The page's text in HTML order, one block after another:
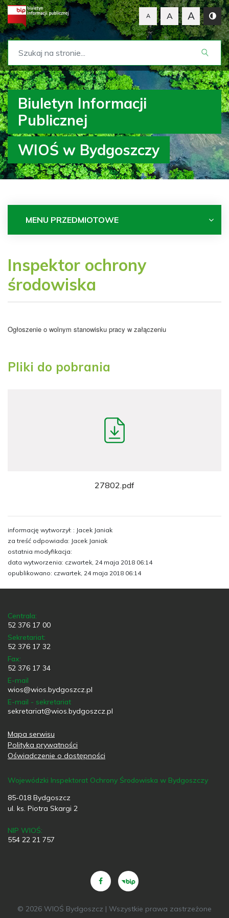
A A A
Biuletyn Informacji
Publicznej
WIOŚ w Bydgoszczy
MENU PRZEDMIOTOWE
Inspektor ochrony
środowiska
Ogłoszenie o wolnym stanowisku pracy w załączeniu
Pliki do pobrania
27802.pdf
informację wytworzył: : Jacek Janiak
za treść odpowiada: Jacek Janiak
ostatnia modyfikacja:
data wytworzenia: czwartek, 24 maja 2018 06:14
opublikowano: czwartek, 24 maja 2018 06:14
Centrala:
52 376 17 00
Sekretariat:
52 376 17 32
Fax:
52 376 17 34
E-mail
wios@wios.bydgoszcz.pl
E-mail - sekretariat
sekretariat@wios.bydgoszcz.pl
Mapa serwisu
Polityka prywatności
Oświadczenie o dostępności
Wojewódzki Inspektorat Ochrony Środowiska w Bydgoszczy
85-018 Bydgoszcz
ul. ks. Piotra Skargi 2
NIP WIOŚ:
554 22 21 757
© 2026 WIOŚ Bydgoszcz | Wszystkie prawa zastrzeżone